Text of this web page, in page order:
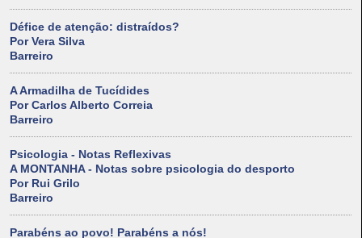
Défice de atenção: distraídos?
Por Vera Silva
Barreiro
A Armadilha de Tucídides
Por Carlos Alberto Correia
Barreiro
Psicologia - Notas Reflexivas
A MONTANHA - Notas sobre psicologia do desporto
Por Rui Grilo
Barreiro
Parabéns ao povo! Parabéns a nós!